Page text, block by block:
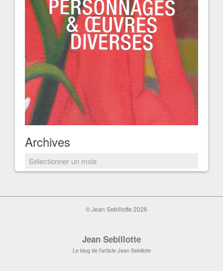
Archives
Archives
© Jean Sebillotte 2026
Jean Sebillotte
Le blog de l'artiste Jean Sebillote